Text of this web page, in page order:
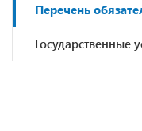
Перечень
Государственные